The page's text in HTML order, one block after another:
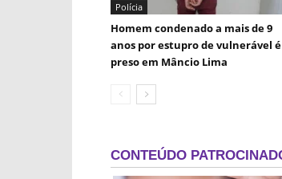
Polícia
Homem condenado a mais de 9
anos por estupro de vulnerável é
preso em Mâncio Lima